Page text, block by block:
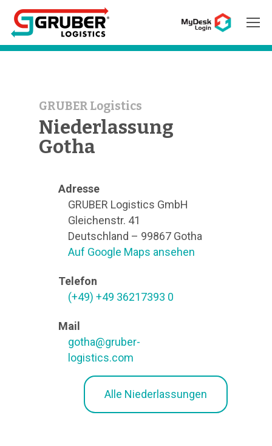
GRUBER Logistics
Niederlassung
Gotha
Adresse
GRUBER Logistics GmbH
Gleichenstr. 41
Deutschland – 99867 Gotha
Auf Google Maps ansehen
Telefon
(+49) +49 36217393 0
Mail
gotha@gruber-
logistics.com
Alle Niederlassungen